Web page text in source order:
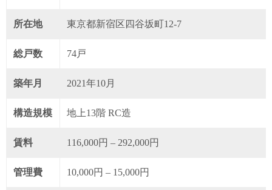
所在地 東京都新宿区四谷坂町12-7
総戸数 74戸
築年月 2021年10月
構造規模 地上13階 RC造
賃料 116,000円 – 292,000円
管理費 10,000円 – 15,000円